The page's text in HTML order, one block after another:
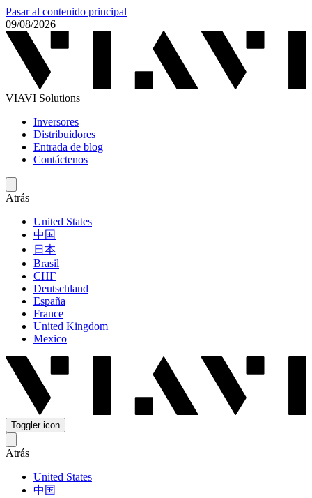
Pasar al contenido principal
09/08/2026
VIAVI Solutions
Inversores
Distribuidores
Entrada de blog
Contáctenos
Atrás
United States
中国
日本
Brasil
СНГ
Deutschland
España
France
United Kingdom
Mexico
Toggler icon
Atrás
United States
中国